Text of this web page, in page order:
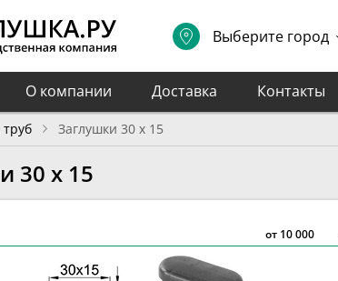
Выберите город
О компании Доставка Контакты
Заглушки 30 x 15
30 x 15
от 10 000